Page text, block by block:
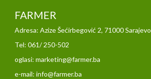
FARMER
Adresa: Azize Šećirbegović 2, 71000 Sarajevo
Tel: 061/ 250-502
oglasi: marketing@farmer.ba
e-mail: info@farmer.ba